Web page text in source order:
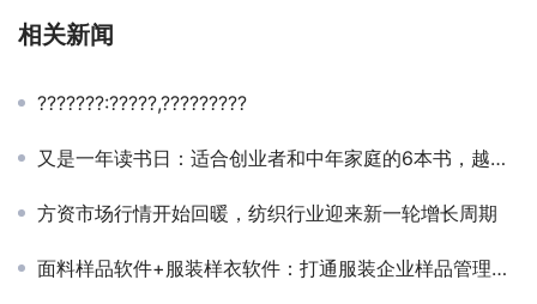
相关新闻
???????:?????,?????????
又是一年读书日：适合创业者和中年家庭的6本书，越早读越好
方资市场行情开始回暖，纺织行业迎来新一轮增长周期
面料样品软件+服装样衣软件：打通服装企业样品管理全链路